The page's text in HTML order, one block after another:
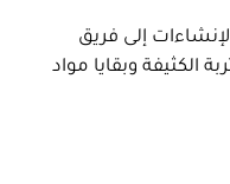
إلى فريق
الكثيفة وبقايا مواد